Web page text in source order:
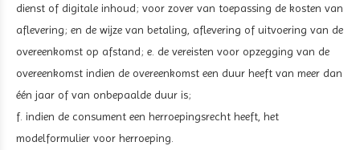
dienst of digitale inhoud; voor zover van toepassing de kosten van
aflevering; en de wijze van betaling, aflevering of uitvoering van de
overeenkomst op afstand; e. de vereisten voor opzegging van de
overeenkomst indien de overeenkomst een duur heeft van meer dan
één jaar of van onbepaalde duur is;
f. indien de consument een herroepingsrecht heeft, het
modelformulier voor herroeping.